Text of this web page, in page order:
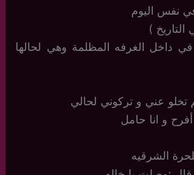
نفس اليوم
)
داخل الغرفه المظلمة وهي لحالها
تخلو عني و تركوني لحالي
و انا حامل
الشرقيه